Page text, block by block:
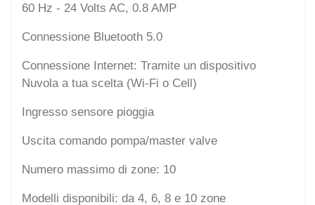
60 Hz - 24 Volts AC, 0.8 AMP
Connessione Bluetooth 5.0
Connessione Internet: Tramite un dispositivo
Nuvola a tua scelta (Wi-Fi o Cell)
Ingresso sensore pioggia
Uscita comando pompa/master valve
Numero massimo di zone: 10
Modelli disponibili: da 4, 6, 8 e 10 zone